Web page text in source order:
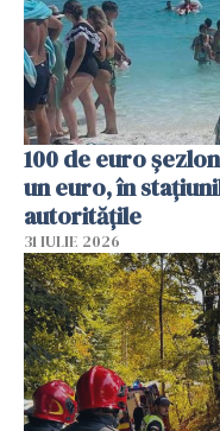
100 de euro
un euro, în
autoritățile
31 IULIE 2026